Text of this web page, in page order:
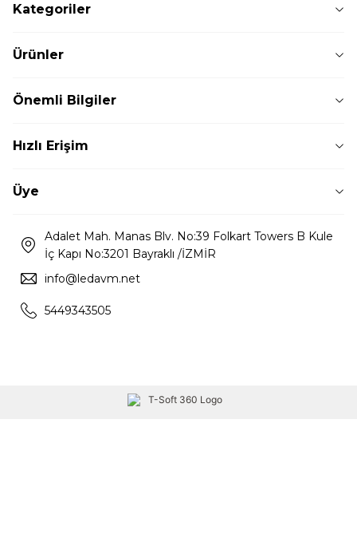
Kategoriler
Ürünler
Önemli Bilgiler
Hızlı Erişim
Üye
Adalet Mah. Manas Blv. No:39 Folkart Towers B Kule
İç Kapı No:3201 Bayraklı /İZMİR
info@ledavm.net
5449343505